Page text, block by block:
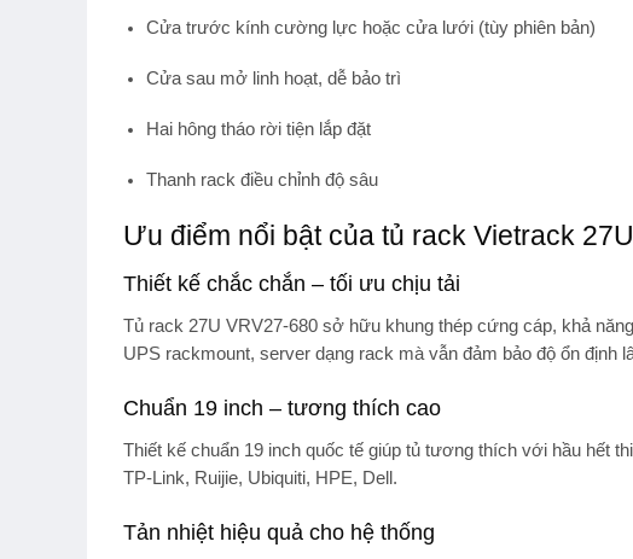
Cửa trước kính cường lực hoặc cửa lưới (tùy phiên bản)
Cửa sau mở linh hoạt, dễ bảo trì
Hai hông tháo rời tiện lắp đặt
Thanh rack điều chỉnh độ sâu
Ưu điểm nổi bật của tủ rack Vietrack
Thiết kế chắc chắn – tối ưu chịu tải
Tủ rack 27U VRV27-680 sở hữu khung thép cứng cáp, khả
UPS rackmount, server dạng rack mà vẫn đảm bảo độ ổn định
Chuẩn 19 inch – tương thích cao
Thiết kế chuẩn 19 inch quốc tế giúp tủ tương thích với hầu hết
TP-Link, Ruijie, Ubiquiti, HPE, Dell .
Tản nhiệt hiệu quả cho hệ thống